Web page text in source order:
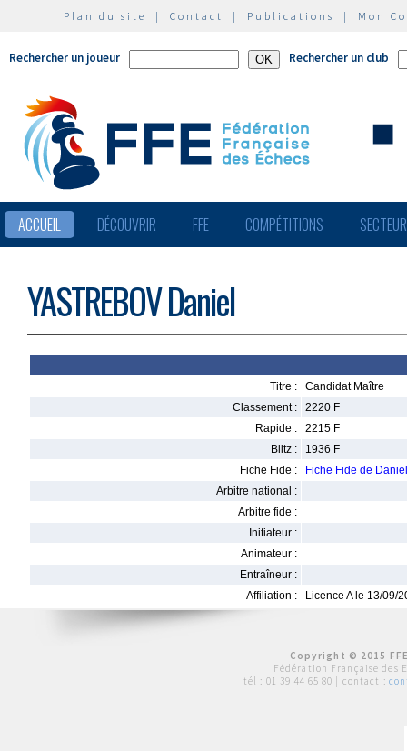
Plan du site | Contact | Publications | Mon
Rechercher un joueur Rechercher un club
ACCUEIL DÉCOUVRIR FFE COMPÉTITIONS
YASTREBOV Daniel
Titre :
Candidat Maître
Classement :
2220 F
Rapide :
2215 F
Blitz :
1936 F
Fiche Fide :
Fiche Fide de
Arbitre national :
Arbitre fide :
Initiateur :
Animateur :
Entraîneur :
Affiliation :
Licence A le 13/09/
Copyright © 2015
Fédération Française des
tél : 01 39 44 65 80 | contact :